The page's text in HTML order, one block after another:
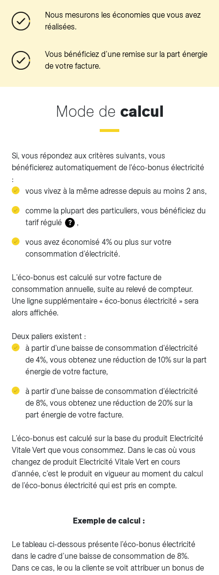
Nous mesurons les économies que vous avez
réalisées.
Vous bénéficiez d’une remise sur la part énergie
de votre facture.
Mode de calcul
Si, vous répondez aux critères suivants, vous
bénéficierez automatiquement de l'éco-bonus électricité
:
vous vivez à la même adresse depuis au moins 2 ans,
comme la plupart des particuliers, vous bénéficiez du
tarif régulé
? ,
vous avez économisé 4% ou plus sur votre
consommation d’électricité.
L'éco-bonus est calculé sur votre facture de
consommation annuelle, suite au relevé de compteur.
Une ligne supplémentaire « éco-bonus électricité » sera
alors affichée.
Deux paliers existent :
à partir d'une baisse de consommation d'électricité
de 4%, vous obtenez une réduction de 10% sur la part
énergie de votre facture,
à partir d'une baisse de consommation d'électricité
de 8%, vous obtenez une réduction de 20% sur la
part énergie de votre facture.
L’éco-bonus est calculé sur la base du produit Electricité
Vitale Vert que vous consommez. Dans le cas où vous
changez de produit Electricité Vitale Vert en cours
d’année, c’est le produit en vigueur au moment du calcul
de l’éco-bonus électricité qui est pris en compte.
Exemple de calcul :
Le tableau ci-dessous présente l’éco-bonus électricité
dans le cadre d’une baisse de consommation de 8%.
Dans ce cas, le ou la cliente se voit attribuer un bonus de